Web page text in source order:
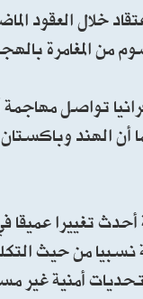
خلال العقود
من المغامرة
تواصل
أن الهند
تغييرا
من حيث
أمنية غير